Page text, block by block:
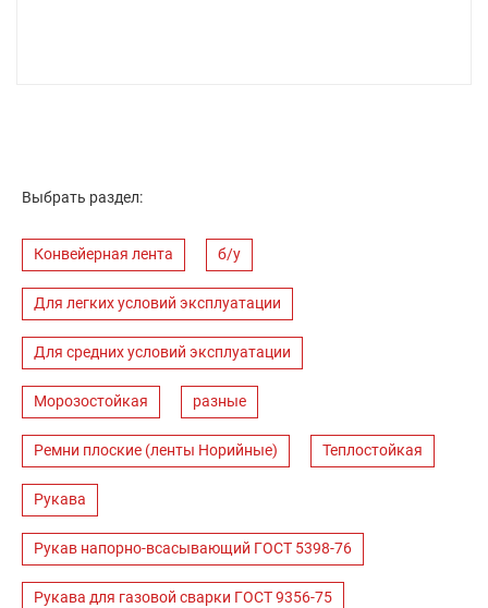
Выбрать раздел:
Конвейерная лента б/у
Для легких условий эксплуатации
Для средних условий эксплуатации
Морозостойкая разные
Ремни плоские (ленты Норийные) Теплостойкая
Рукава
Рукав напорно-всасывающий ГОСТ 5398-76
Рукава для газовой сварки ГОСТ 9356-75